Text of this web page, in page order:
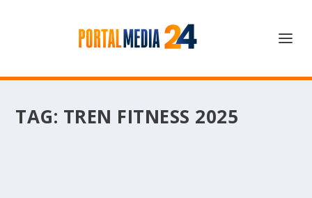
TAG: TREN FITNESS 2025